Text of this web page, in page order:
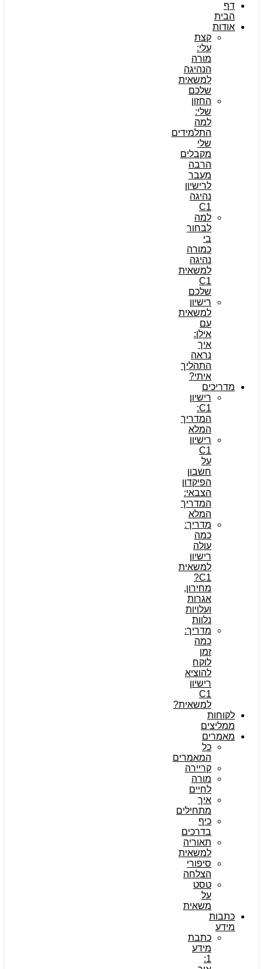
דף
הבית
אודות
קצת
עלי:
מורה
הנהיגה
למשאית
שלכם
החזון
שלי:
למה
התלמידים
שלי
מקבלים
הרבה
מעבר
לרישיון
נהיגה
C1
למה
לבחור
בי
כמורה
נהיגה
למשאית
C1
שלכם
רישיון
למשאית
עם
אילן:
איך
נראה
התהליך
איתי?
מדריכים
רישיון
C1:
המדריך
המלא
רישיון
C1
על
חשבון
הפיקדון
הצבאי:
המדריך
המלא
מדריך:
כמה
עולה
רישיון
למשאית
C1?
מחירון,
אגרות
ועלויות
נלוות
מדריך:
כמה
זמן
לוקח
להוציא
רישיון
C1
למשאית?
לקוחות
ממליצים
מאמרים
כל
המאמרים
קריירה
מורה
לחיים
איך
מתחילים
כיף
בדרכים
תאוריה
למשאית
סיפורי
הצלחה
טסט
על
משאית
כתבות
מידע
כתבת
מידע
1: